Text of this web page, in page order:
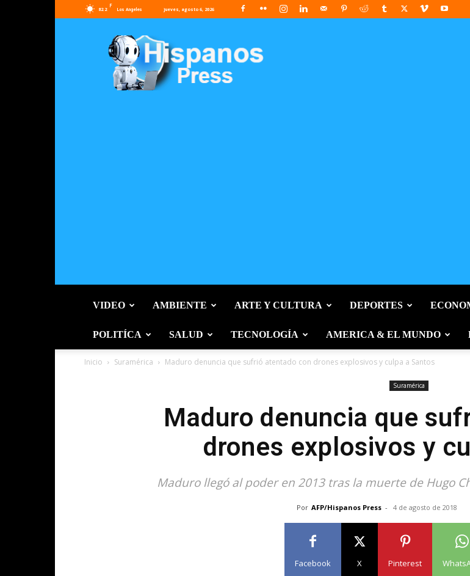
82.2
F
Los Angeles jueves, agosto 6, 2026
Press
VIDEO AMBIENTE ARTE Y CULTURA DEPORTES
POLITÍCA SALUD TECNOLOGÍA AMERICA & EL MUNDO
Inicio Suramérica Maduro denuncia que sufrió atentado con drones explosivos y culpa a Santos
Suramérica
Maduro denuncia que
drones explosivos y
Maduro llegó al poder en 2013 tras la muerte de Hugo
Por AFP/Hispanos Press - 4 de agosto de 2018
Facebook X Pinterest